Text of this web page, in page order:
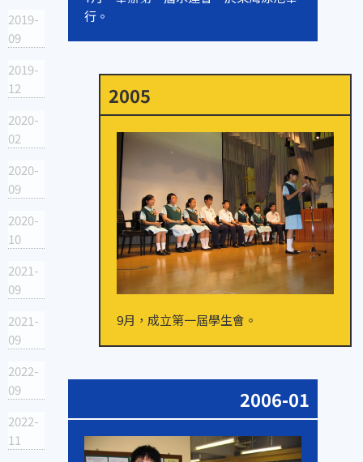
2019-
09
2019-
12
2020-
02
2020-
09
2020-
10
2021-
09
2021-
09
2022-
09
2022-
11
行。
2005
9月，成立第一屆學生會。
2006-01